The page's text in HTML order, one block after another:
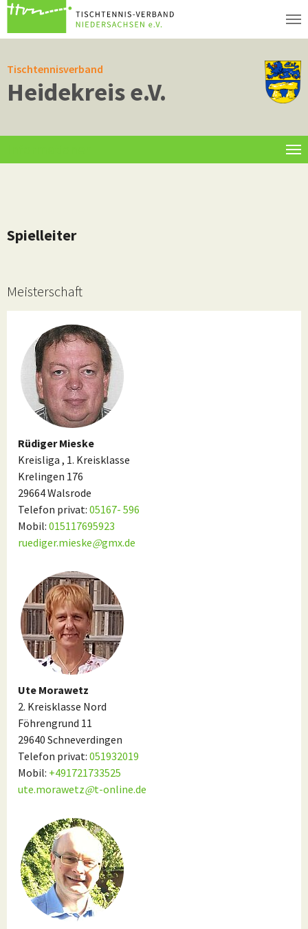
Tischtennisverband
Heidekreis e.V.
Spielleiter
Meisterschaft
Rüdiger Mieske
Kreisliga , 1. Kreisklasse
Krelingen 176
29664 Walsrode
Telefon privat: 05167- 596
Mobil: 015117695923
ruediger.mieske@gmx.de
Ute Morawetz
2. Kreisklasse Nord
Föhrengrund 11
29640 Schneverdingen
Telefon privat: 051932019
Mobil: +491721733525
ute.morawetz@t-online.de